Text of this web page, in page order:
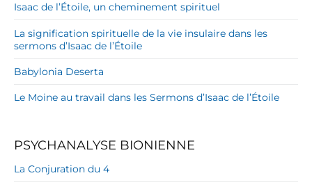
Isaac de l’Étoile, un cheminement spirituel
La signification spirituelle de la vie insulaire dans les
sermons d’Isaac de l’Étoile
Babylonia Deserta
Le Moine au travail dans les Sermons d’Isaac de l’Étoile
PSYCHANALYSE BIONIENNE
La Conjuration du 4